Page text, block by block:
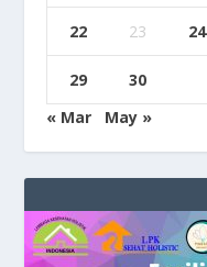
22 23 24
29
30
« Mar
May »